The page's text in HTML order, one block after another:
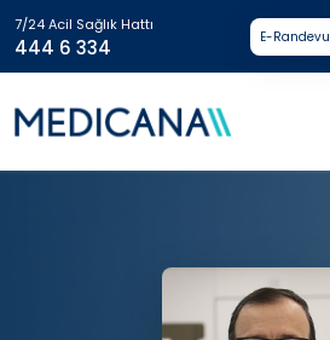
7/24 Acil Sağlık Hattı
444 6 334 E-Randevu